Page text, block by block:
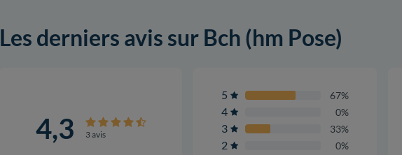
Les derniers avis sur Bch (hm Pose)
4,3 3 avis
5 67%
4 0%
3 33%
2 0%